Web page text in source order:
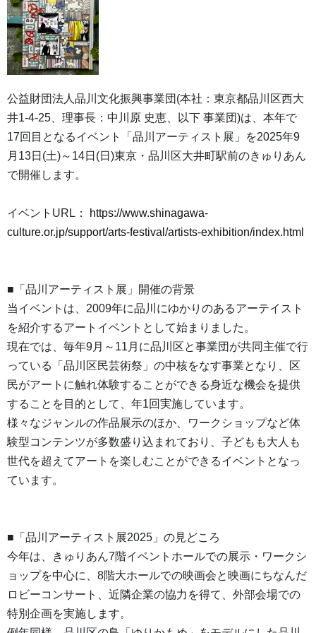
公益財団法人品川文化振興事業団(本社：東京都品川区西大
井1-4-25、理事長：中川原 史恵、以下 事業団)は、本年で
17回目となるイベント「品川アーティスト展」を2025年9
月13日(土)～14日(日)東京・品川区大井町駅前のきゅりあん
で開催します。
イベントURL：
https://www.shinagawa-
culture.or.jp/support/arts-festival/artists-exhibition/index.html
■「品川アーティスト展」開催の背景
当イベントは、2009年に品川にゆかりのあるアーテイスト
を紹介するアートイベントとして始まりました。
現在では、毎年9月～11月に品川区と事業団が共同主催で行
っている「品川区民芸術祭」の中核をなす事業となり、区
民がアートに触れ体験することができる身近な機会を提供
することを目的として、年1回実施しています。
様々なジャンルの作品展示のほか、ワークショップなど体
験型コンテンツが多数盛り込まれており、子どもも大人も
世代を超えてアートを楽しむことができるイベントとなっ
ています。
■「品川アーティスト展2025」の見どころ
今年は、きゅりあん7階イベントホールでの展示・ワークシ
ョップを中心に、8階大ホールでの映画会と映画にちなんだ
ロビーコンサート、近隣企業の協力を得て、外部会場での
特別企画を実施します。